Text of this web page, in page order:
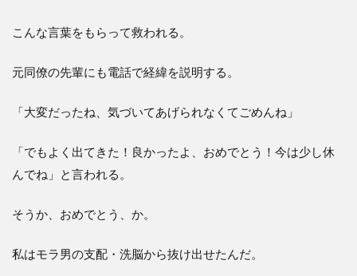
こんな言葉をもらって救われる。
元同僚の先輩にも電話で経緯を説明する。
「大変だったね、気づいてあげられなくてごめんね」
「でもよく出てきた！良かったよ、おめでとう！今は少し休
んでね」と言われる。
そうか、おめでとう、か。
私はモラ男の支配・洗脳から抜け出せたんだ。